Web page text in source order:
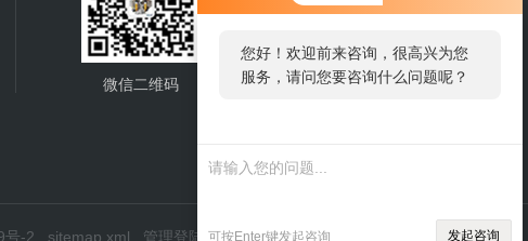
您好！欢迎前来咨询，很高兴为您
服务，请问您要咨询什么问题呢？
可按Enter键发起咨询 发起咨询
微信二维码 网站二维码
号-2 sitemap.xml 管理登陆